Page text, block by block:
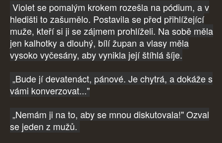
Violet se pomalým krokem rozešla na pódium, a v
hledišti to zašumělo. Postavila se před přihlížející
muže, kteří si ji se zájmem prohlíželi. Na sobě měla
jen kalhotky a dlouhý, bílí župan a vlasy měla
vysoko vyčesány, aby vynikla její štíhlá šíje.
„Bude jí devatenáct, pánové. Je chytrá, a dokáže s
vámi konverzovat..."
„Nemám ji na to, aby se mnou diskutovala!" Ozval
se jeden z mužů.